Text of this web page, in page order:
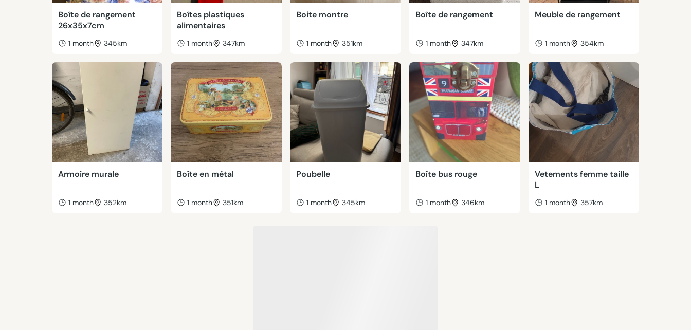
Boîte de rangement
26x35x7cm
1 month 345km
Boîtes plastiques
alimentaires
1 month 347km
Boite montre
1 month 351km
Boîte de rangement
1 month 347km
Meuble de rangement
1 month 354km
Armoire murale
1 month 352km
Boîte en métal
1 month 351km
Poubelle
1 month 345km
Boîte bus rouge
1 month 346km
Vetements femme taille
L
1 month 357km